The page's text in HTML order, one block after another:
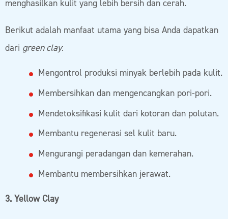
menghasilkan kulit yang lebih bersih dan cerah.
Berikut adalah manfaat utama yang bisa Anda dapatkan
dari green clay:
Mengontrol produksi minyak berlebih pada kulit.
Membersihkan dan mengencangkan pori-pori.
Mendetoksifikasi kulit dari kotoran dan polutan.
Membantu regenerasi sel kulit baru.
Mengurangi peradangan dan kemerahan.
Membantu membersihkan jerawat.
3. Yellow Clay